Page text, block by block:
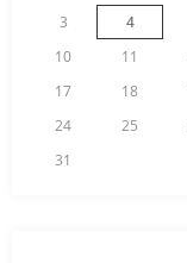
3
4
10
11
17
18
24
25
31